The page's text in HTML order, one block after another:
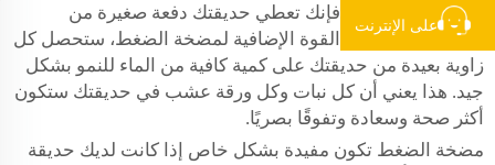
الري. في الأساس، فإنك تعطي حديقتك دفعة صغيرة من
النشاط! باستخدام القوة الإضافية لمضخة الضغط، ستحصل كل
زاوية بعيدة من حديقتك على كمية كافية من الماء للنمو بشكل
جيد. هذا يعني أن كل نبات وكل ورقة عشب في حديقتك ستكون
أكثر صحة وسعادة وتفوقًا بصريًا.
مضخة الضغط تكون مفيدة بشكل خاص إذا كانت لديك حديقة
على الإنترنت